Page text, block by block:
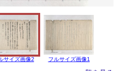
サイズ画像2 フルサイズ画像1